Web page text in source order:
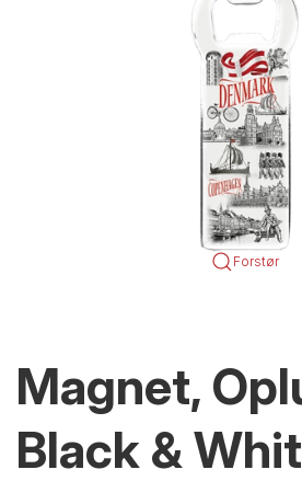
Forstør
Magnet,
Black &